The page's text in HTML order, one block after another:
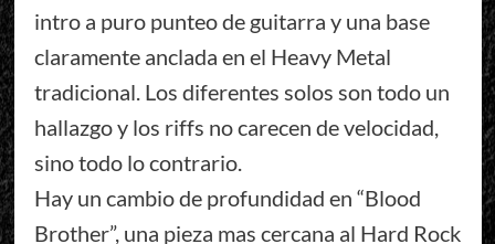
intro a puro punteo de guitarra y una base
claramente anclada en el Heavy Metal
tradicional. Los diferentes solos son todo un
hallazgo y los riffs no carecen de velocidad,
sino todo lo contrario.
Hay un cambio de profundidad en “Blood
Brother”, una pieza mas cercana al Hard Rock